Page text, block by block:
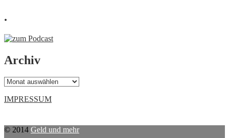
.
Archiv
Archiv
IMPRESSUM
© 2014 Geld und mehr